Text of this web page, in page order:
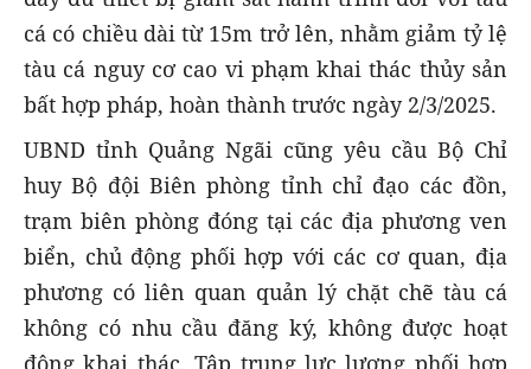
cá có chiều dài từ 15m trở lên, nhằm giảm tỷ lệ
tàu cá nguy cơ cao vi phạm khai thác thủy sản
bất hợp pháp, hoàn thành trước ngày 2/3/2025.
UBND tỉnh Quảng Ngãi cũng yêu cầu Bộ Chỉ
huy Bộ đội Biên phòng tỉnh chỉ đạo các đồn,
trạm biên phòng đóng tại các địa phương ven
biển, chủ động phối hợp với các cơ quan, địa
phương có liên quan quản lý chặt chẽ tàu cá
không có nhu cầu đăng ký, không được hoạt
động khai thác. Tập trung lực lượng phối hợp